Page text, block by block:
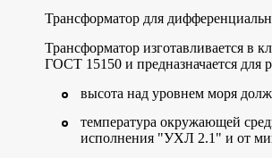
Трансформатор для
Трансформатор изготавливается
ГОСТ 15150 и предназначается
высота над уровнем моря
температура окружающей
исполнения "УХЛ 2.1" и от